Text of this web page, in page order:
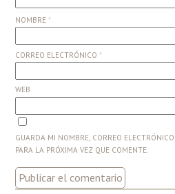
NOMBRE*
CORREO ELECTRÓNICO*
WEB
GUARDA MI NOMBRE, CORREO
PARA LA PRÓXIMA VEZ QUE COMENTE.